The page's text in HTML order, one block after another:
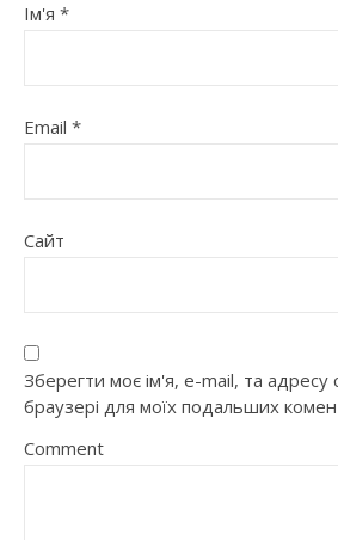
Ім'я *
Email *
Сайт
Зберегти моє ім'я, e-mail, та адресу
браузері для моїх подальших
Comment